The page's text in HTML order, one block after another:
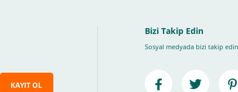
link üzerinden tıklayarak 3D Secure güvenli ödeme ile ödemenizi
KAYIT OL
Bizi Takip Edin
Sosyal medyada bizi takip